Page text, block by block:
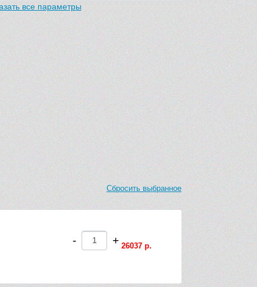
все параметры
Сбросить выбранное
- + 26037 р.